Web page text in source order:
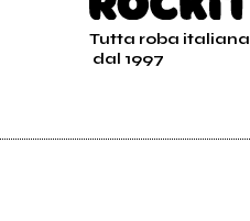
Tutta roba italiana
dal 1997